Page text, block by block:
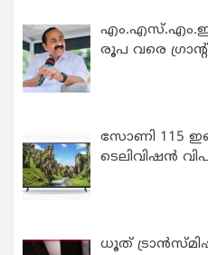
രൂപ വരെ
സോണി 115
ടെലിവിഷൻ
ധൂത്